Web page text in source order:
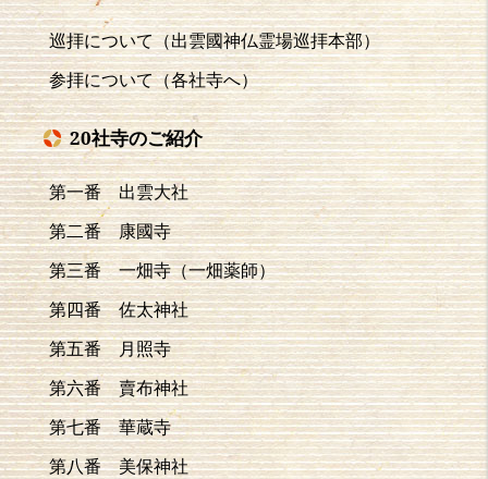
巡拝について（出雲國神仏霊場巡拝本部）
参拝について（各社寺へ）
20社寺のご紹介
第一番 出雲大社
第二番 康國寺
第三番 一畑寺（一畑薬師）
第四番 佐太神社
第五番 月照寺
第六番 賣布神社
第七番 華蔵寺
第八番 美保神社